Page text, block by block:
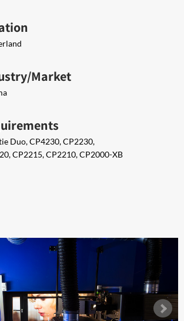
Market
Duo, CP4230, CP2230,
CP2215, CP2210, CP2000-XB